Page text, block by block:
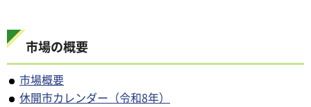
市場の概要
市場概要
休開市カレンダー（令和8年）